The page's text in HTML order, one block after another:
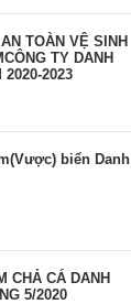
TOÀN VỆ SINH
TY DANH
2020-2023
biển Danh
CHẢ CÁ DANH
5/2020